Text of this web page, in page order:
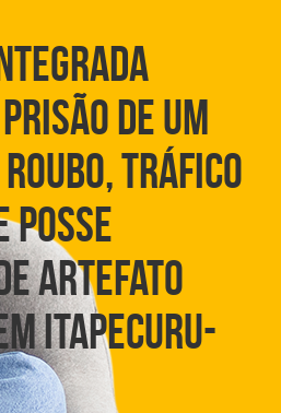
DE UM
TRÁFICO
POSSE
ARTEFATO
ITAPECURU-